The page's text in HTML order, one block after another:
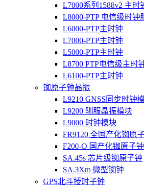
L7000系列1588v2 主时
L8000-PTP 电信级时钟
L6000-PTP主时钟
L7000-PTP主时钟
L5000-PTP主时钟
L8700 PTP电信级主时
L6100-PTP主时钟
铷原子钟晶振
L9210 GNSS同步时钟
L9200 驯服晶振模块
L9000 时钟模块
FR9120 全国产化铷原
F200-O 国产化铷原子钟
SA.45s 芯片级铷原子钟
SA.3Xm 微型铷钟
GPS北斗授时子钟